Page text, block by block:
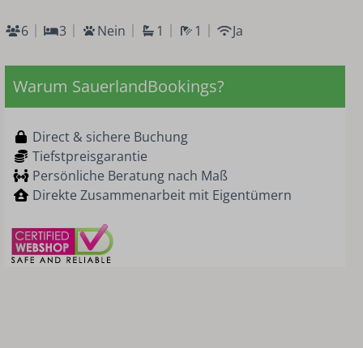
6 3 Nein 1 1 Ja
Warum SauerlandBookings?
Direct & sichere Buchung
Tiefstpreisgarantie
Persönliche Beratung nach Maß
Direkte Zusammenarbeit mit Eigentümern